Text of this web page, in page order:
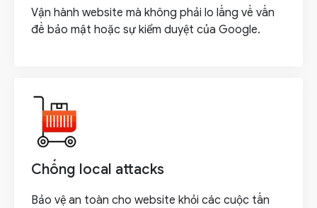
Vận hành website mà không phải lo lắng về vấn
đề bảo mật hoặc sự kiểm duyệt của Google.
Chống local attacks
Bảo vệ an toàn cho website khỏi các cuộc tấn